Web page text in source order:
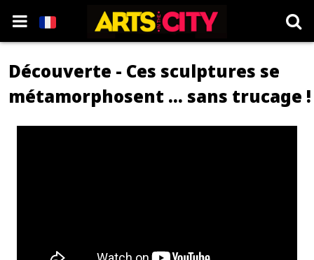
Découverte - Ces sculptures se
métamorphosent ... sans trucage !